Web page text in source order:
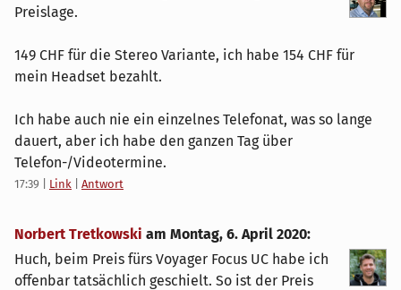
Preislage.
149 CHF für die Stereo Variante, ich habe 154 CHF für
mein Headset bezahlt.
Ich habe auch nie ein einzelnes Telefonat, was so lange
dauert, aber ich habe den ganzen Tag über
Telefon-/Videotermine.
17:39 Link Antwort
Norbert Tretkowski am Montag, 6. April 2020:
Huch, beim Preis fürs Voyager Focus UC habe ich
offenbar tatsächlich geschielt. So ist der Preis